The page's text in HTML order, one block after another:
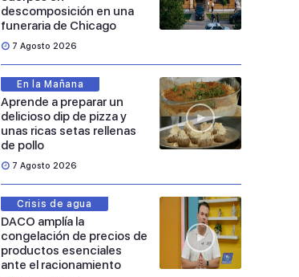
descomposición en una
funeraria de Chicago
7 Agosto 2026
En la Mañana
Aprende a preparar un
delicioso dip de pizza y
unas ricas setas rellenas
de pollo
7 Agosto 2026
Crisis de agua
DACO amplía la
congelación de precios de
productos esenciales
ante el racionamiento